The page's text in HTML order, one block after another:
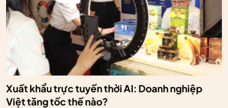
Xuất khẩu trực tuyến thời AI: Doanh nghiệp
Việt tăng tốc thế nào?